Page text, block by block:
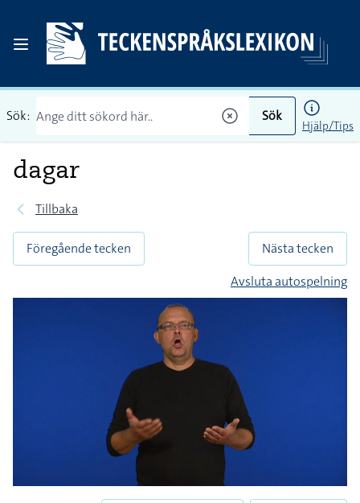
Sök: Sök
Hjälp/Tips
dagar
Tillbaka
Föregående tecken
Nästa tecken
Avsluta autospelning